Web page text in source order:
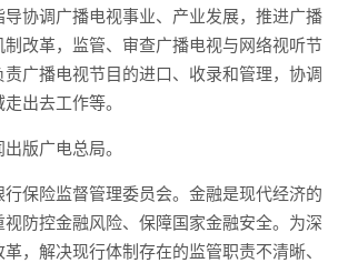
协调广播电视事业、产业发展，推进广播
制改革，监管、审查广播电视与网络视听节
广播电视节目的进口、收录和管理，协调
出去工作等。
版广电总局。
行保险监督管理委员会。金融是现代经济的
防控金融风险、保障国家金融安全。为深
，解决现行体制存在的监管职责不清晰、